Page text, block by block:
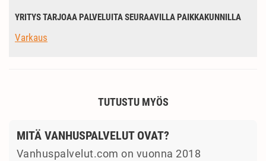
YRITYS TARJOAA PALVELUITA SEURAAVILLA PAIKKAKUNNILLA
Varkaus
TUTUSTU MYÖS
MITÄ VANHUSPALVELUT OVAT?
Vanhuspalvelut.com on vuonna 2018